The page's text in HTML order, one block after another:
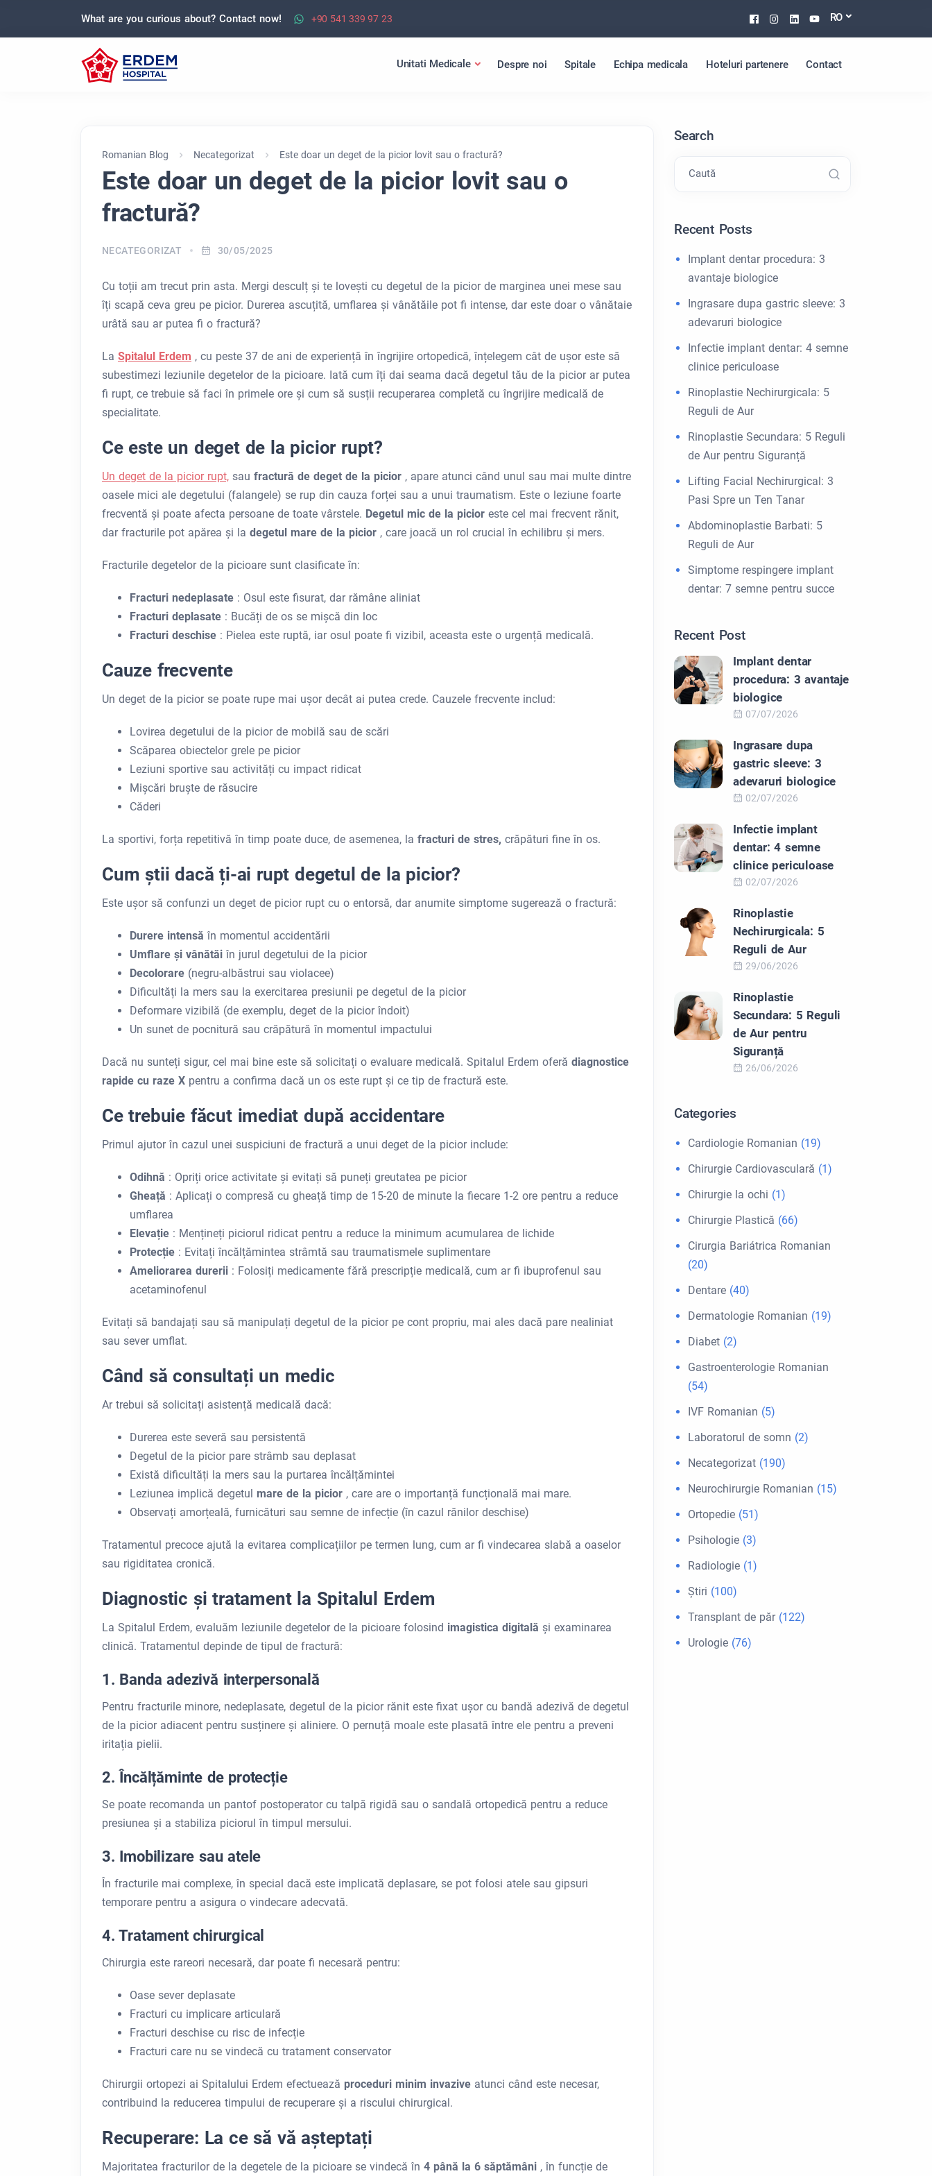
What are you curious about? Contact now! +90 541 339 97 23 Facebook
Instagram
Linkedin
Youtube
RO
Unitati Medicale Despre noi Spitale Echipa medicala Hoteluri partenere Contact
Romanian Blog Necategorizat Este doar un deget de la picior lovit sau o fractură?
Este doar un deget de la picior lovit sau o
fractură?
NECATEGORIZAT 30/05/2025
Cu toții am trecut prin asta. Mergi desculț și te lovești cu degetul de la picior de marginea unei mese sau
îți scapă ceva greu pe picior. Durerea ascuțită, umflarea și vânătăile pot fi intense, dar este doar o vânătaie
urâtă sau ar putea fi o fractură?
La Spitalul Erdem , cu peste 37 de ani de experiență în îngrijire ortopedică, înțelegem cât de ușor este să
subestimezi leziunile degetelor de la picioare. Iată cum îți dai seama dacă degetul tău de la picior ar putea
fi rupt, ce trebuie să faci în primele ore și cum să susții recuperarea completă cu îngrijire medicală de
specialitate.
Ce este un deget de la picior rupt?
Un deget de la picior rupt, sau fractură de deget de la picior , apare atunci când unul sau mai multe dintre
oasele mici ale degetului (falangele) se rup din cauza forței sau a unui traumatism. Este o leziune foarte
frecventă și poate afecta persoane de toate vârstele. Degetul mic de la picior este cel mai frecvent rănit,
dar fracturile pot apărea și la degetul mare de la picior , care joacă un rol crucial în echilibru și mers.
Fracturile degetelor de la picioare sunt clasificate în:
Fracturi nedeplasate : Osul este fisurat, dar rămâne aliniat
Fracturi deplasate : Bucăți de os se mișcă din loc
Fracturi deschise : Pielea este ruptă, iar osul poate fi vizibil, aceasta este o urgență medicală.
Cauze frecvente
Un deget de la picior se poate rupe mai ușor decât ai putea crede. Cauzele frecvente includ:
Lovirea degetului de la picior de mobilă sau de scări
Scăparea obiectelor grele pe picior
Leziuni sportive sau activități cu impact ridicat
Mișcări bruște de răsucire
Căderi
La sportivi, forța repetitivă în timp poate duce, de asemenea, la fracturi de stres, crăpături fine în os.
Cum știi dacă ți-ai rupt degetul de la picior?
Este ușor să confunzi un deget de picior rupt cu o entorsă, dar anumite simptome sugerează o fractură:
Durere intensă în momentul accidentării
Umflare și vânătăi în jurul degetului de la picior
Decolorare (negru-albăstrui sau violacee)
Dificultăți la mers sau la exercitarea presiunii pe degetul de la picior
Deformare vizibilă (de exemplu, deget de la picior îndoit)
Un sunet de pocnitură sau crăpătură în momentul impactului
Dacă nu sunteți sigur, cel mai bine este să solicitați o evaluare medicală. Spitalul Erdem oferă diagnostice
rapide cu raze X pentru a confirma dacă un os este rupt și ce tip de fractură este.
Ce trebuie făcut imediat după accidentare
Primul ajutor în cazul unei suspiciuni de fractură a unui deget de la picior include:
Odihnă : Opriți orice activitate și evitați să puneți greutatea pe picior
Gheață : Aplicați o compresă cu gheață timp de 15-20 de minute la fiecare 1-2 ore pentru a reduce
umflarea
Elevație : Mențineți piciorul ridicat pentru a reduce la minimum acumularea de lichide
Protecție : Evitați încălțămintea strâmtă sau traumatismele suplimentare
Ameliorarea durerii : Folosiți medicamente fără prescripție medicală, cum ar fi ibuprofenul sau
acetaminofenul
Evitați să bandajați sau să manipulați degetul de la picior pe cont propriu, mai ales dacă pare nealiniat
sau sever umflat.
Când să consultați un medic
Ar trebui să solicitați asistență medicală dacă:
Durerea este severă sau persistentă
Degetul de la picior pare strâmb sau deplasat
Există dificultăți la mers sau la purtarea încălțămintei
Leziunea implică degetul mare de la picior , care are o importanță funcțională mai mare.
Observați amorțeală, furnicături sau semne de infecție (în cazul rănilor deschise)
Tratamentul precoce ajută la evitarea complicațiilor pe termen lung, cum ar fi vindecarea slabă a oaselor
sau rigiditatea cronică.
Diagnostic și tratament la Spitalul Erdem
La Spitalul Erdem, evaluăm leziunile degetelor de la picioare folosind imagistica digitală și examinarea
clinică. Tratamentul depinde de tipul de fractură:
1. Banda adezivă interpersonală
Pentru fracturile minore, nedeplasate, degetul de la picior rănit este fixat ușor cu bandă adezivă de degetul
de la picior adiacent pentru susținere și aliniere. O pernuță moale este plasată între ele pentru a preveni
iritația pielii.
2. Încălțăminte de protecție
Se poate recomanda un pantof postoperator cu talpă rigidă sau o sandală ortopedică pentru a reduce
presiunea și a stabiliza piciorul în timpul mersului.
3. Imobilizare sau atele
În fracturile mai complexe, în special dacă este implicată deplasare, se pot folosi atele sau gipsuri
temporare pentru a asigura o vindecare adecvată.
4. Tratament chirurgical
Chirurgia este rareori necesară, dar poate fi necesară pentru:
Oase sever deplasate
Fracturi cu implicare articulară
Fracturi deschise cu risc de infecție
Fracturi care nu se vindecă cu tratament conservator
Chirurgii ortopezi ai Spitalului Erdem efectuează proceduri minim invazive atunci când este necesar,
contribuind la reducerea timpului de recuperare și a riscului chirurgical.
Recuperare: La ce să vă așteptați
Majoritatea fracturilor de la degetele de la picioare se vindecă în 4 până la 6 săptămâni , în funcție de
Search
Caută
Recent Posts
Implant dentar procedura: 3
avantaje biologice
Ingrasare dupa gastric sleeve: 3
adevaruri biologice
Infectie implant dentar: 4 semne
clinice periculoase
Rinoplastie Nechirurgicala: 5
Reguli de Aur
Rinoplastie Secundara: 5 Reguli
de Aur pentru Siguranță
Lifting Facial Nechirurgical: 3
Pasi Spre un Ten Tanar
Abdominoplastie Barbati: 5
Reguli de Aur
Simptome respingere implant
dentar: 7 semne pentru succe
Recent Post
Implant dentar
procedura: 3 avantaje
biologice
07/07/2026
Ingrasare dupa
gastric sleeve: 3
adevaruri biologice
02/07/2026
Infectie implant
dentar: 4 semne
clinice periculoase
02/07/2026
Rinoplastie
Nechirurgicala: 5
Reguli de Aur
29/06/2026
Rinoplastie
Secundara: 5 Reguli
de Aur pentru
Siguranță
26/06/2026
Categories
Cardiologie Romanian (19)
Chirurgie Cardiovasculară (1)
Chirurgie la ochi (1)
Chirurgie Plastică (66)
Cirurgia Bariátrica Romanian
(20)
Dentare (40)
Dermatologie Romanian (19)
Diabet (2)
Gastroenterologie Romanian
(54)
IVF Romanian (5)
Laboratorul de somn (2)
Necategorizat (190)
Neurochirurgie Romanian (15)
Ortopedie (51)
Psihologie (3)
Radiologie (1)
Ştiri (100)
Transplant de păr(122)
Urologie (76)